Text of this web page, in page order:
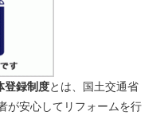
登録制度とは、国土交通省
が安心してリフォームを行